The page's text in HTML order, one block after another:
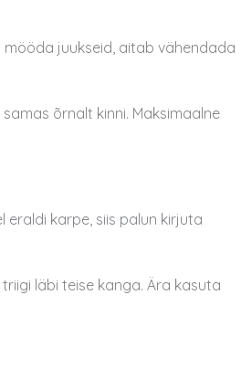
juukseid, aitab vähendada
õrnalt kinni. Maksimaalne
karpe, siis palun kirjuta
läbi teise kanga. Ära kasuta